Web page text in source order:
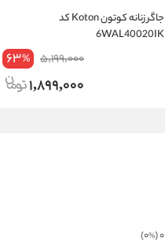
جاگر زنانه کوتون Koton کد
6WAL40020IK
5,199,000
63%
1,899,000
0
(0
%
)